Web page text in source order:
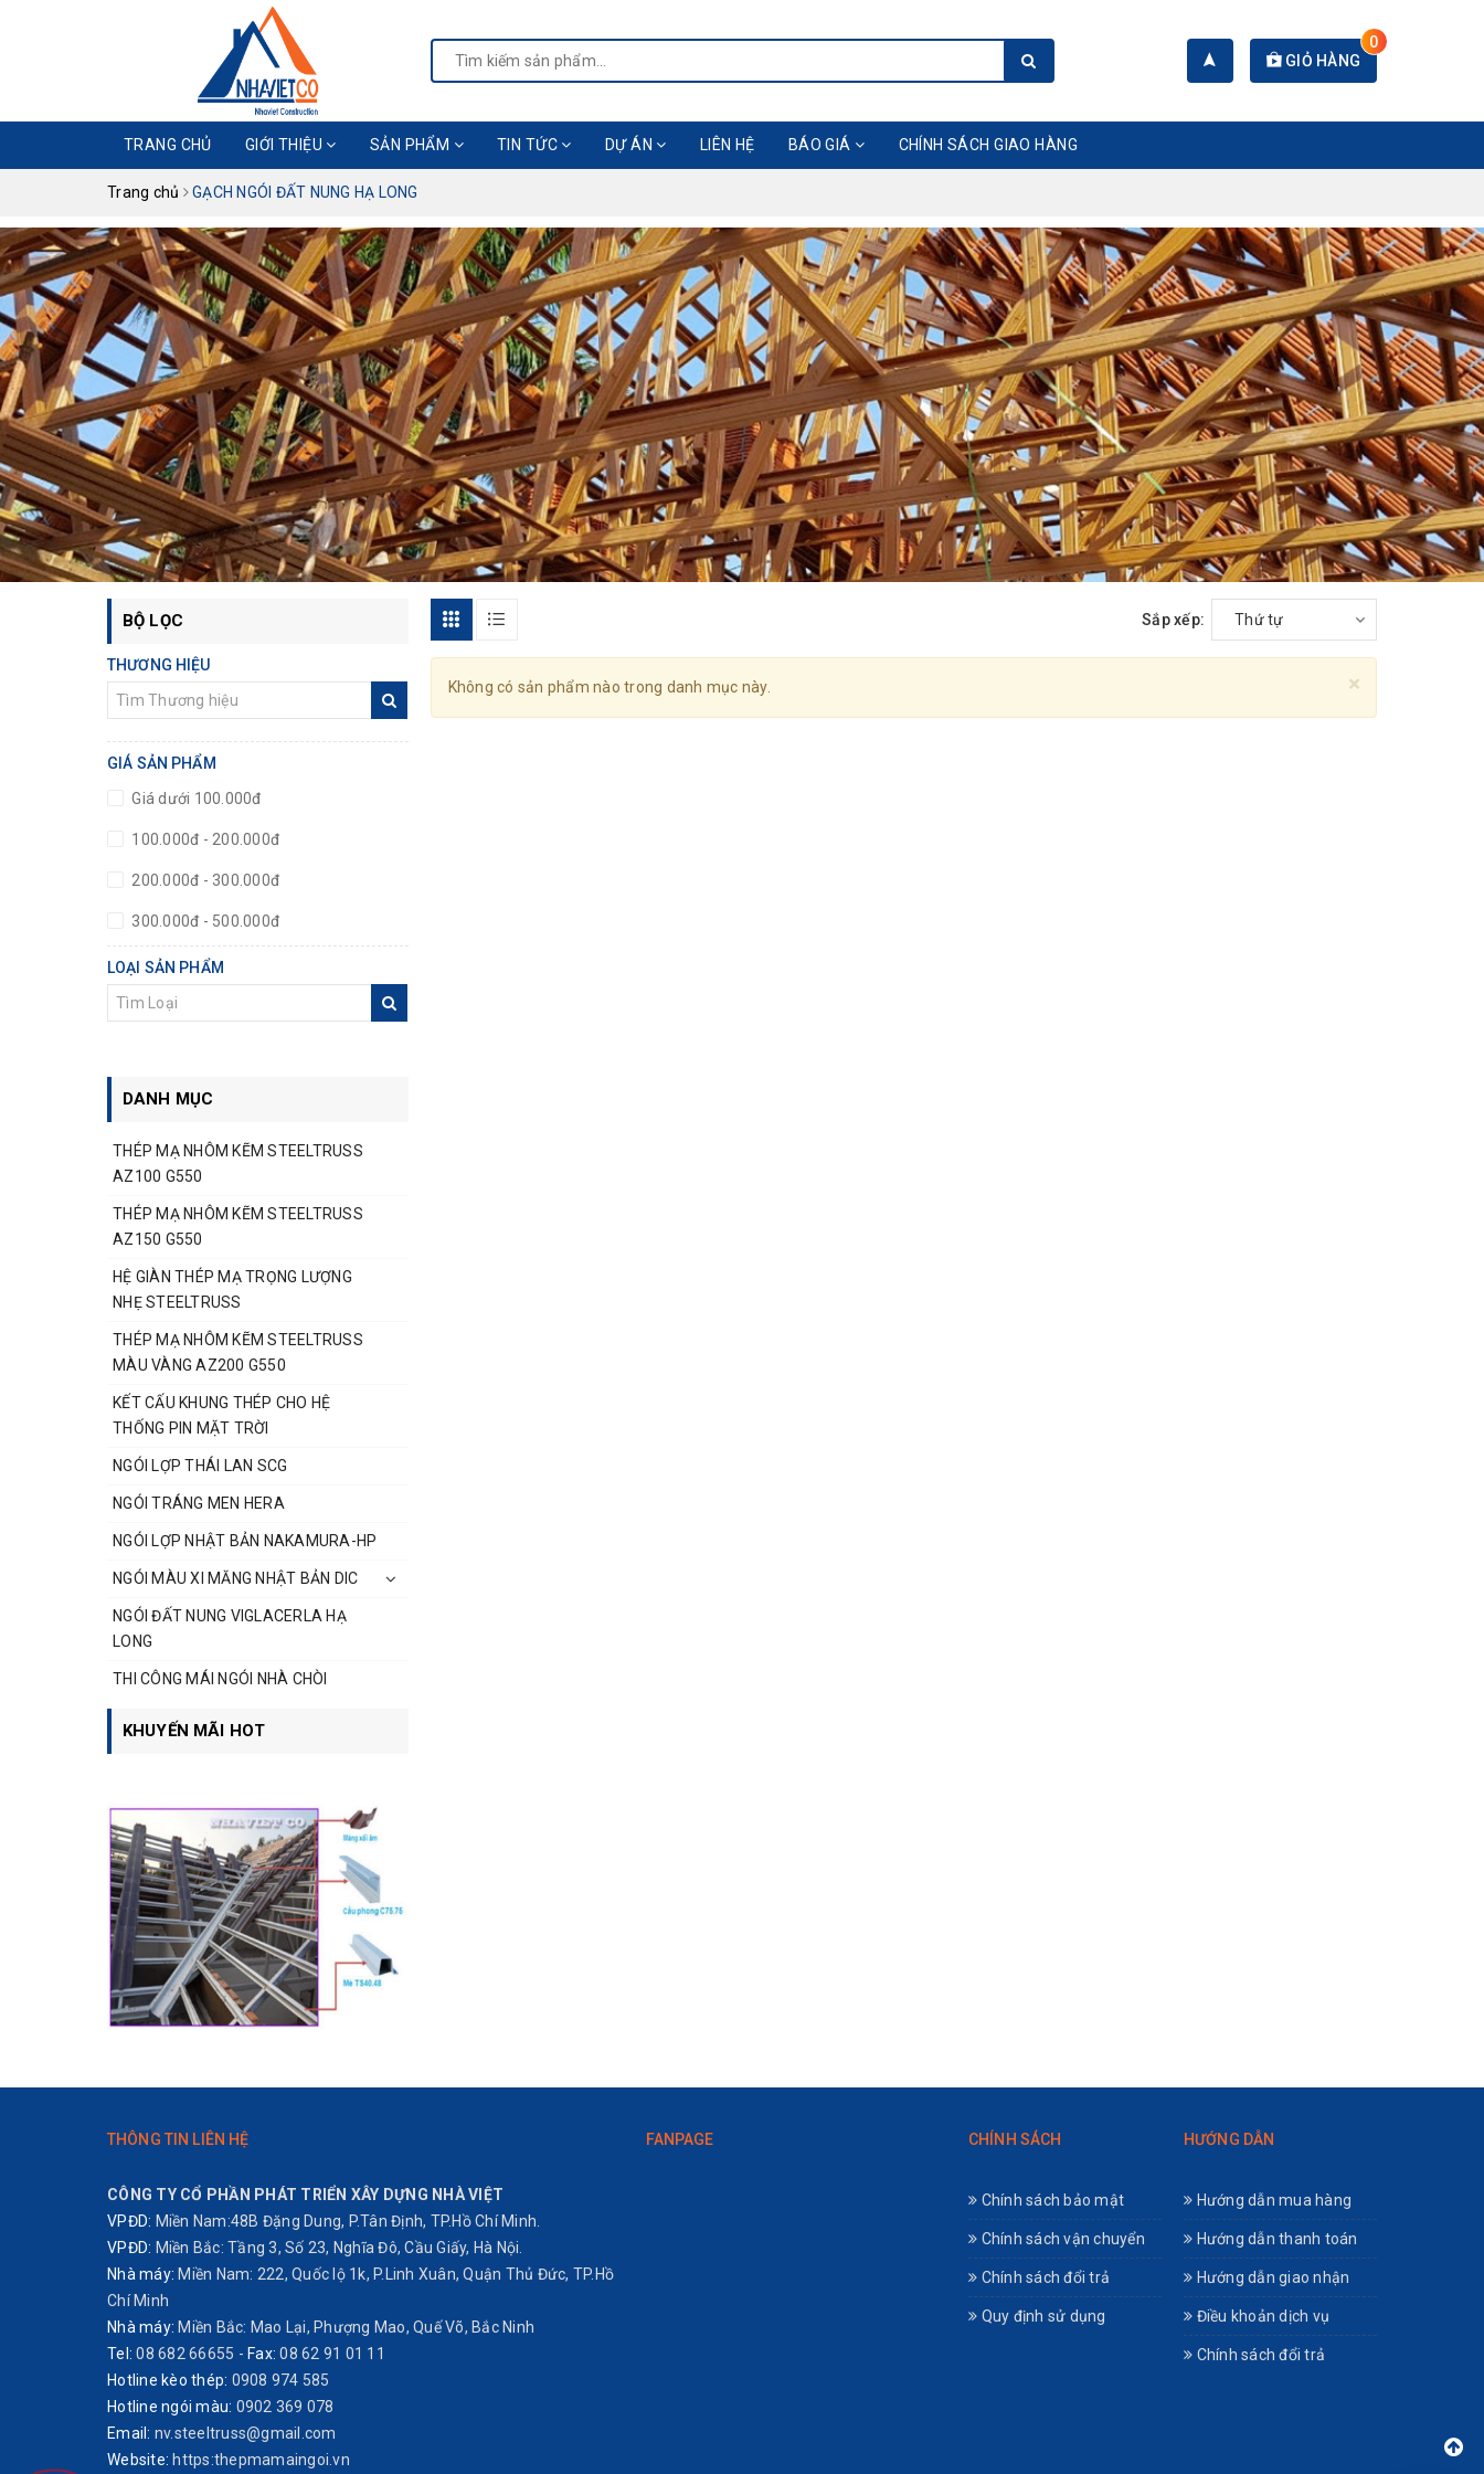
GIỎ HÀNG
0
TRANG CHỦ GIỚI THIỆU SẢN PHẨM TIN TỨC DỰ ÁN LIÊN HỆ BÁO GIÁ CHÍNH SÁCH GIAO HÀNG
Trang chủ GẠCH NGÓI ĐẤT NUNG HẠ LONG
Sắp xếp: Thứ tự
×
Không có sản phẩm nào trong danh mục này.
BỘ LỌC
THƯƠNG HIỆU
GIÁ SẢN PHẨM
Giá dưới 100.000đ
100.000đ - 200.000đ
200.000đ - 300.000đ
300.000đ - 500.000đ
500.000đ - 1.000.000đ
Giá trên 1.000.000đ
LOẠI SẢN PHẨM
DANH MỤC
THÉP MẠ NHÔM KẼM STEELTRUSS
AZ100 G550
THÉP MẠ NHÔM KẼM STEELTRUSS
AZ150 G550
HỆ GIÀN THÉP MẠ TRỌNG LƯỢNG
NHẸ STEELTRUSS
THÉP MẠ NHÔM KẼM STEELTRUSS
MÀU VÀNG AZ200 G550
KẾT CẤU KHUNG THÉP CHO HỆ
THỐNG PIN MẶT TRỜI
NGÓI LỢP THÁI LAN SCG
NGÓI TRÁNG MEN HERA
NGÓI LỢP NHẬT BẢN NAKAMURA-HP
NGÓI MÀU XI MĂNG NHẬT BẢN DIC
NGÓI ĐẤT NUNG VIGLACERLA HẠ
LONG
THI CÔNG MÁI NGÓI NHÀ CHÒI
KHUYẾN MÃI HOT
THÔNG TIN LIÊN HỆ
CÔNG TY CỔ PHẦN PHÁT TRIỂN XÂY DỰNG NHÀ VIỆT
VPĐD: Miền Nam:48B Đặng Dung, P.Tân Định, TP.Hồ Chí Minh.
VPĐD: Miền Bắc: Tầng 3, Số 23, Nghĩa Đô, Cầu Giấy, Hà Nội.
Nhà máy: Miền Nam: 222, Quốc lộ 1k, P.Linh Xuân, Quận Thủ Đức, TP.Hồ
Chí Minh
Nhà máy: Miền Bắc: Mao Lại, Phượng Mao, Quế Võ, Bắc Ninh
Tel: 08 682 66655 - Fax:08 62 91 01 11
Hotline kèo thép: 0908 974 585
Hotline ngói màu: 0902 369 078
Email: nv.steeltruss@gmail.com
Website: https:thepmamaingoi.vn
FANPAGE CHÍNH SÁCH
Chính sách bảo mật
Chính sách vận chuyển
Chính sách đổi trả
Quy định sử dụng
HƯỚNG DẪN
Hướng dẫn mua hàng
Hướng dẫn thanh toán
Hướng dẫn giao nhận
Điều khoản dịch vụ
Chính sách đổi trả